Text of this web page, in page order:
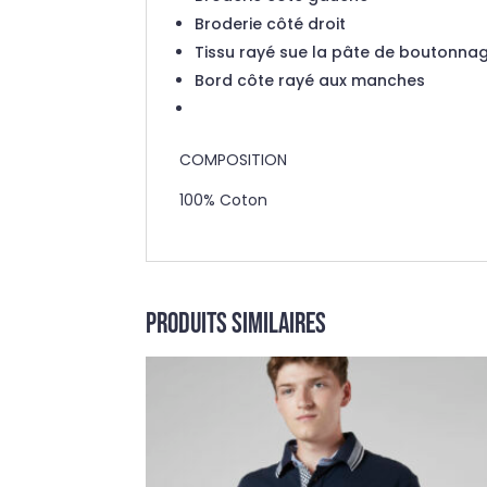
Broderie côté droit
Tissu rayé sue la pâte de
Bord côte rayé aux manches
COMPOSITION
100% Coton
Produits similaires